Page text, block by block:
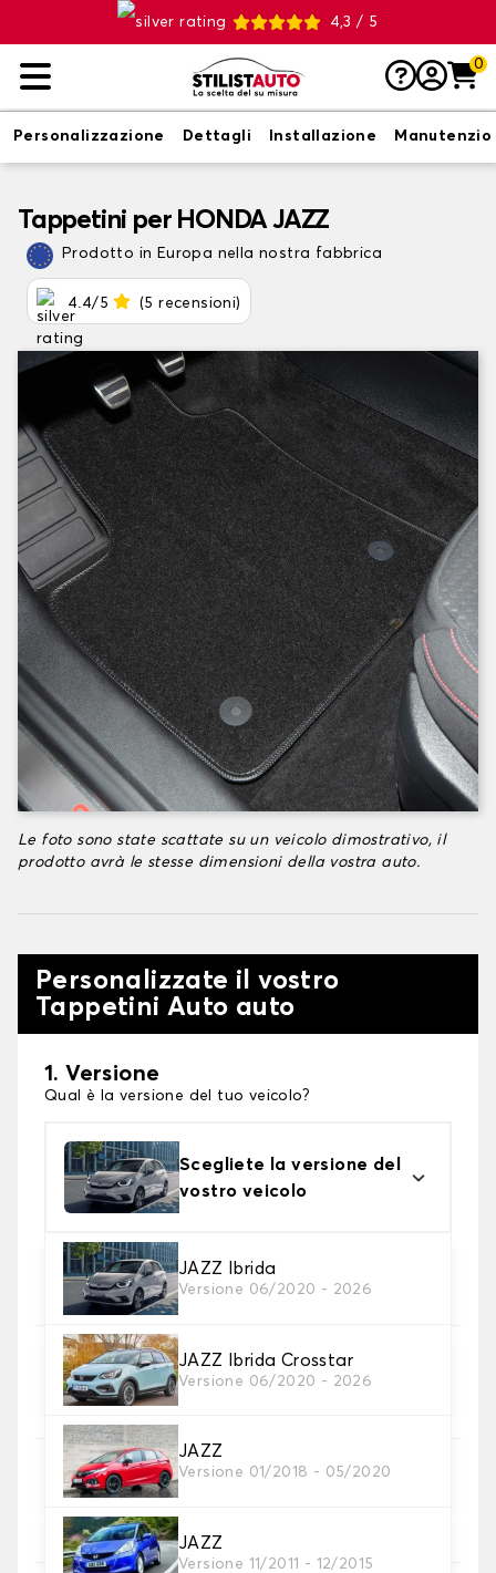
4,3 / 5
0
Personalizzazione Dettagli Installazione
Tappetini per HONDA JAZZ
Prodotto in Europa nella nostra fabbrica
4.4/5 (5 recensioni)
Le foto sono state scattate su un veicolo dimostrativo, il
prodotto avrà le stesse dimensioni della vostra auto.
Personalizzate il vostro
Tappetini Auto auto
1. Versione
Qual è la versione del tuo veicolo?
Scegliete la versione del
vostro veicolo
JAZZ Ibrida
Versione 06/2020 - 2026
JAZZ Ibrida Crosstar
Versione 06/2020 - 2026
JAZZ
Versione 01/2018 - 05/2020
JAZZ
Versione 11/2011 - 12/2015
2. Materiale
Scegli il materiale del tappetini auto
3. Set di tappetini
Selezionare il numero di tappetini per auto
necessari.
4. Colori dei tappetini
Scegli il materiale del tappetino auto.